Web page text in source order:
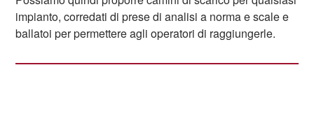
impianto, corredati di prese di analisi a norma e scale e
ballatoi per permettere agli operatori di raggiungerle.